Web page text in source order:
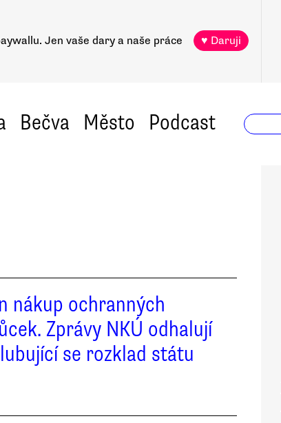
Jen vaše dary a naše práce ♥ Daruji
Bečva Město Podcast
nákup ochranných
Zprávy NKÚ odhalují
se rozklad státu